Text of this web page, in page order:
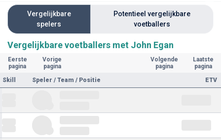
Vergelijkbare
spelers
Potentieel vergelijkbare
voetballers
Vergelijkbare voetballers met John Egan
Eerste
pagina
Vorige
pagina
Volgende
pagina
Laatste
pagina
Skill
Speler / Team / Positie ETV